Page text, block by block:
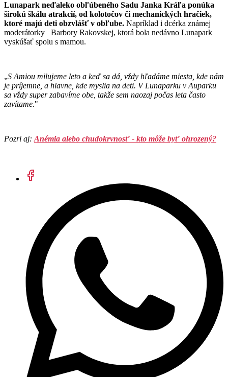
Lunapark neďaleko obľúbeného Sadu Janka Kráľa ponúka
širokú škálu atrakcií, od kolotočov či mechanických hračiek,
ktoré majú deti obzvlášť v obľube. Napríklad i dcérka známej
moderátorky Barbory Rakovskej, ktorá bola nedávno Lunapark
vyskúšať spolu s mamou.
„S Amiou milujeme leto a keď sa dá, vždy hľadáme miesta, kde nám
je príjemne, a hlavne, kde myslia na deti. V Lunaparku v Auparku
sa vždy super zabavíme obe, takže sem naozaj počas leta často
zavítame."
Pozri aj: Anémia alebo chudokrvnosť - kto môže byť ohrozený?